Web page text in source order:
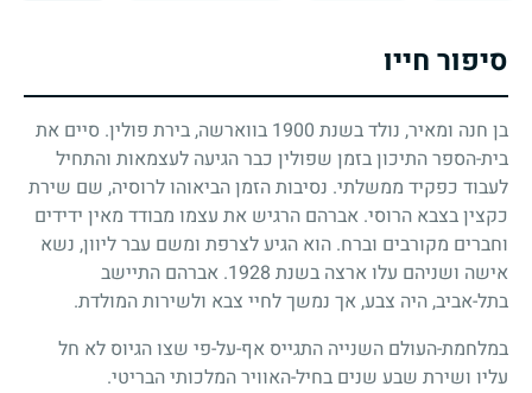
סיפור חייו
בן חנה ומאיר, נולד בשנת 1900 בווארשה, בירת פולין. סיים את
בית-הספר התיכון בזמן שפולין כבר הגיעה לעצמאות והתחיל
לעבוד כפקיד ממשלתי. נסיבות הזמן הביאוהו לרוסיה, שם שירת
כקצין בצבא הרוסי. אברהם הרגיש את עצמו מבודד מאין ידידים
וחברים מקורבים וברח. הוא הגיע לצרפת ומשם עבר ליוון, נשא
אישה ושניהם עלו ארצה בשנת 1928. אברהם התיישב
בתל-אביב, היה צבע, אך נמשך לחיי צבא ולשירות המולדת.
במלחמת-העולם השנייה התגייס אף-על-פי שצו הגיוס לא חל
עליו ושירת שבע שנים בחיל-האוויר המלכותי הבריטי.